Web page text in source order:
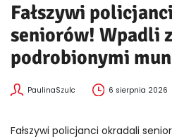
Fałszywi
seniorów! Wpadli
podrobionymi
PaulinaSzulc 6 sierpnia 2026
Fałszywi policjanci okradali